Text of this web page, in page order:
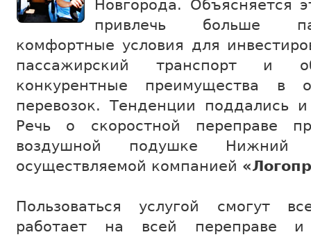
Новгорода. Объясняется
привлечь больше
комфортные условия для
пассажирский транспорт и
конкурентные преимущества в
перевозок. Тенденции поддались
Речь о скоростной переправе
воздушной подушке
осуществляемой компанией
Пользоваться услугой смогут
работает на всей переправе